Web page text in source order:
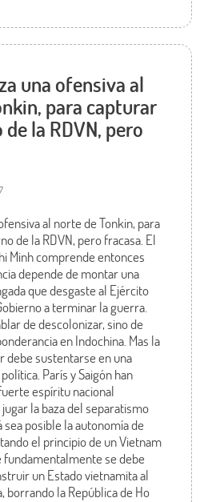
una ofensiva al
para capturar
la RDVN, pero
al norte de Tonkin, para
de la RDVN, pero fracasa. El
Minh comprende entonces
depende de montar una
que desgaste al Ejército
a terminar la guerra.
de descolonizar, sino de
en Indochina. Mas la
debe sustentarse en una
París y Saigón han
espíritu nacional
la baza del separatismo
sea posible la autonomía de
el principio de un Vietnam
fundamentalmente se debe
un Estado vietnamita al
borrando la República de Ho